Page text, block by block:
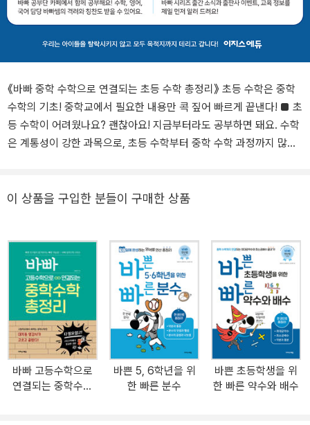
《바빠 중학 수학으로 연결되는 초등 수학 총정리》 초등 수학은 중학
수학의 기초! 중학교에서 필요한 내용만 콕 짚어 빠르게 끝낸다! ■ 초
등 수학이 어려웠나요? 괜찮아요! 지금부터라도 공부하면 돼요. 수학
은 계통성이 강한 과목으로, 초등 수학부터 중학 수학 과정까지 많은
습할 시간이 부족합니다. 따라서 중학 수학을 공부하기 전에, 초등 수
■ 중학 수학에서 안 쓰는 내용까지 복습할 여유는 없다! 대치동에서
15년이 넘게 초·중·고생을 지도한 ‘바빠 중학 수학’의 저자, 임미연 선
생님은 “시중의 초등 총정리 문제집은 초등 수학 전체를 담다 보니 양
이 너무 많습니다. 두꺼운 총정리 문제집은 사전처럼 쓸 수 있지만 바
쁜 예비 중1에게는 방대한 개념과 문제가 버거울 수 있습니다.”고 말
합니다. 그래서 잘 가르치기로 소문난 학원에서는 총정리 문제집에서
중학 수학에서 필요한 부분만 따로 뽑아 훈련합니다. ■ 중학 수학에
서 필요한 것만 빠르게 정리하자! 바쁜 예비 중1이라면 초등학교 수학
내용을 모두 훑는 것보다 중학 수학으로 연결되는 내용만 골라서 빠
이 상품을 구입한 분들이 구매한 상품
바빠 고등수학으로
연결되는 중학수학
바쁜 5, 6학년을 위
한 빠른 분수
바쁜 초등학생을 위
한 빠른 약수와 배수